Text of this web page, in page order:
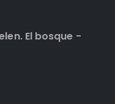
El bosque -